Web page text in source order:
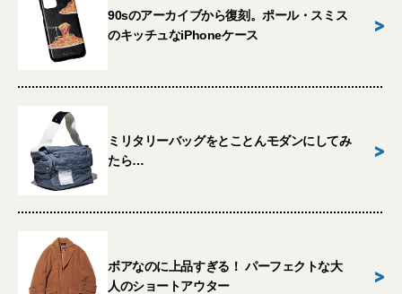
90sのアーカイブから復刻。ポール・スミス
のキッチュなiPhoneケース
>
ミリタリーバッグをとことんモダンにしてみ
たら…
>
ボアなのに上品すぎる！ パーフェクトな大
人のショートアウター
>